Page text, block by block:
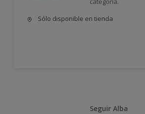
Sólo disponible en tienda
Seguir Alba